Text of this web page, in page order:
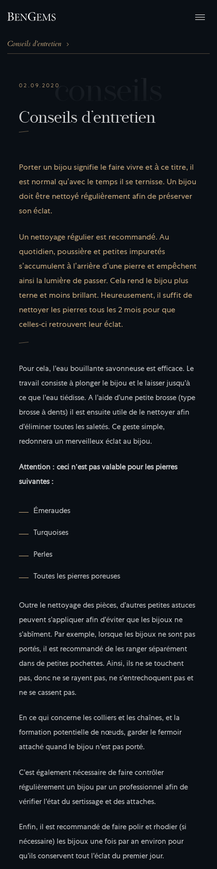
Conseils d’entretien
c
02.09.2020
Conseils d’entretien
Porter un bijou signifie le faire vivre et à ce titre, il
est normal qu’avec le temps il se ternisse. Un bijou
doit être nettoyé régulièrement afin de préserver
son éclat.
Un nettoyage régulier est recommandé. Au
quotidien, poussière et petites impuretés
s’accumulent à l’arrière d’une pierre et empêchent
ainsi la lumière de passer. Cela rend le bijou plus
terne et moins brillant. Heureusement, il suffit de
nettoyer les pierres tous les 2 mois pour que
celles-ci retrouvent leur éclat.
Pour cela, l’eau bouillante savonneuse est efficace. Le
travail consiste à plonger le bijou et le laisser jusqu’à
ce que l’eau tiédisse. A l’aide d’une petite brosse (type
brosse à dents) il est ensuite utile de le nettoyer afin
d’éliminer toutes les saletés. Ce geste simple,
redonnera un merveilleux éclat au bijou.
Attention : ceci n’est pas valable pour les pierres
suivantes :
Émeraudes
Turquoises
Perles
Toutes les pierres poreuses
Outre le nettoyage des pièces, d’autres petites astuces
peuvent s’appliquer afin d’éviter que les bijoux ne
s’abîment. Par exemple, lorsque les bijoux ne sont pas
portés, il est recommandé de les ranger séparément
dans de petites pochettes. Ainsi, ils ne se touchent
pas, donc ne se rayent pas, ne s’entrechoquent pas et
ne se cassent pas.
En ce qui concerne les colliers et les chaînes, et la
formation potentielle de nœuds, garder le fermoir
attaché quand le bijou n’est pas porté.
C’est également nécessaire de faire contrôler
régulièrement un bijou par un professionnel afin de
vérifier l’état du sertissage et des attaches.
Enfin, il est recommandé de faire polir et rhodier (si
nécessaire) les bijoux une fois par an environ pour
qu’ils conservent tout l’éclat du premier jour.